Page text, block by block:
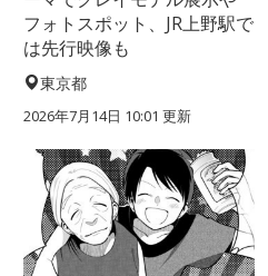
フォトスポット、JR上野駅で
は先行映像も
東京都
2026年7月14日 10:01 更新